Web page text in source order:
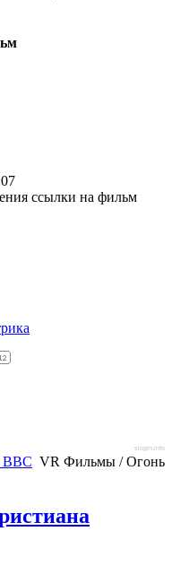
ссылки на фильм
slogin.info
VR Фильмы / Огонь